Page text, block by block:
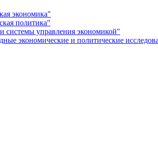
экономика"
политика"
системы управления экономикой"
экономические и политические